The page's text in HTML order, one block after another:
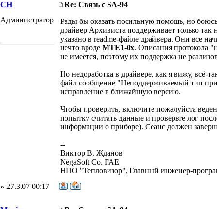
CH
Re: Связь с SA-94
Администратор
Рады бы оказать посильную помощь, но
драйвер Архивиста поддерживает только так
указано в readme-файле драйвера. Они все
нечто вроде MTE1-0x. Описания протокола
не имеется, поэтому их поддержка не
Но недоработка в драйвере, как я вижу, всё-
файл сообщение "Неподдерживаемый тип
исправление в ближайшую версию.
Чтобы проверить, включите пожалуйста
попытку считать данные и проверьте лог
информации о приборе). Сеанс должен
--
Виктор В. Жданов
NegaSoft Co. FAE
НПО "Тепловизор", Главный инженер-
» 27.3.07 00:17